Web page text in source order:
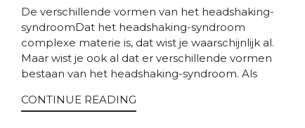
De verschillende vormen van het headshaking-
syndroomDat het headshaking-syndroom
complexe materie is, dat wist je waarschijnlijk al.
Maar wist je ook al dat er verschillende vormen
bestaan van het headshaking-syndroom. Als
CONTINUE READING